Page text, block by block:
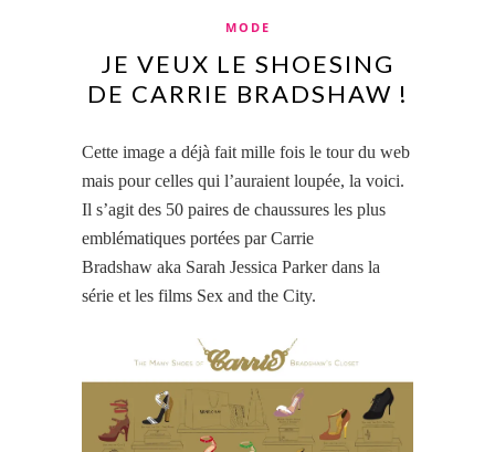
MODE
JE VEUX LE SHOESING
DE CARRIE BRADSHAW !
Cette image a déjà fait mille fois le tour du web
mais pour celles qui l’auraient loupée, la voici.
Il s’agit des 50 paires de chaussures les plus
emblématiques portées par Carrie
Bradshaw aka Sarah Jessica Parker dans la
série et les films Sex and the City.